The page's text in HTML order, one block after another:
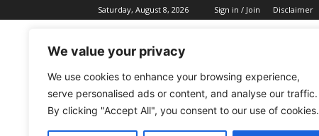
We value your privacy
We use cookies to enhance your browsing experience,
serve personalised ads or content, and analyse our traffic.
By clicking "Accept All", you consent to our use of cookies.
Saturday, August 8, 2026 Sign in / Join Disclaimer